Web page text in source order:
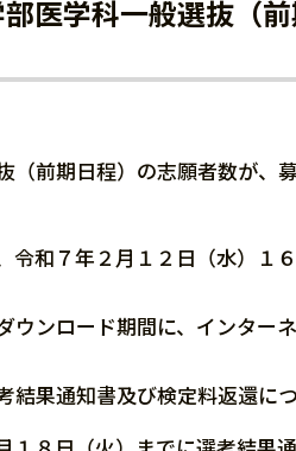
医学科一般選抜（
前期日程）の志願者数が、
和７年２月１２日（水）１
ンロード期間に、インター
果通知書及び検定料返還に